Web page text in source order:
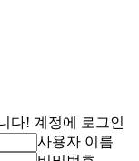
다! 계정에 로그인
사용자 이름